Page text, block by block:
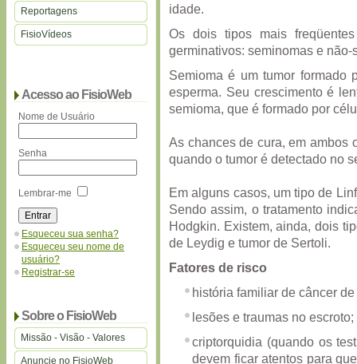
Reportagens
FisioVídeos
Acesso ao FisioWeb
Nome de Usuário
Senha
Lembrar-me
Esqueceu sua senha?
Esqueceu seu nome de
usuário?
Registrar-se
Sobre o FisioWeb
Missão - Visão - Valores
Anuncie no FisioWeb
idade.
Os dois tipos mais
germinativos: seminomas e não-
Semioma é um tumor formado
esperma. Seu crescimento é
semioma, que é formado por
As chances de cura, em ambos
quando o tumor é detectado no
Em alguns casos, um tipo de
Sendo assim, o tratamento
Hodgkin. Existem, ainda, dois
de Leydig e tumor de Sertoli.
Fatores de risco
história familiar de câncer
lesões e traumas no escroto;
criptorquidia (quando os
devem ficar atentos para